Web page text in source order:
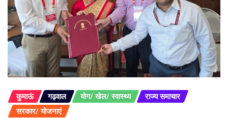
कुमाऊं गढ़वाल योग/ खेल/ स्वास्थ्य
राज्य समाचार
सरकार/ योजनाएं